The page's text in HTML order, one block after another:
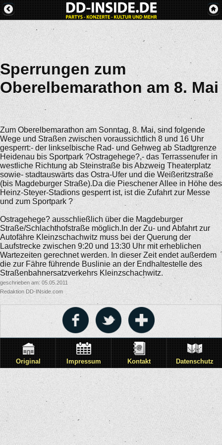
Sperrungen zum
Oberelbemarathon am 8. Mai
Zum Oberelbemarathon am Sonntag, 8. Mai, sind folgende
Wege und Straßen zwischen voraussichtlich 8 und 16 Uhr
gesperrt:- der linkselbische Rad- und Gehweg ab Stadtgrenze
Heidenau bis Sportpark ?Ostragehege?,- das Terrassenufer in
westliche Richtung ab Steinstraße bis Abzweig Theaterplatz
sowie- stadtauswärts das Ostra-Ufer und die Weißeritzstraße
(bis Magdeburger Straße).Da die Pieschener Allee in Höhe des
Heinz-Steyer-Stadions gesperrt ist, ist die Zufahrt zur Messe
und zum Sportpark ?
Ostragehege? ausschließlich über die Magdeburger
Straße/Schlachthofstraße möglich.In der Zu- und Abfahrt zur
Autofähre Kleinzschachwitz muss bei der Querung der
Laufstrecke zwischen 9:20 und 13:30 Uhr mit erheblichen
Wartezeiten gerechnet werden. In dieser Zeit endet außerdem
die zur Fähre führende Buslinie an der Endhaltestelle des
Straßenbahnersatzverkehrs Kleinzschachwitz.
geschrieben am: 05.05.2011
Redaktion DD-INside.com
Original Impressum Kontakt Datenschutz